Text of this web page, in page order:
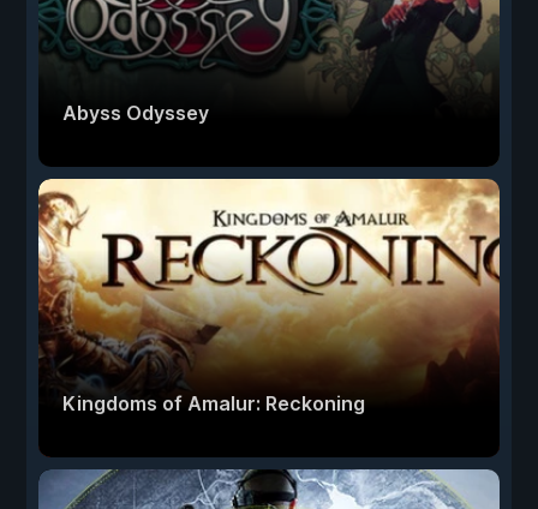
Abyss Odyssey
Kingdoms of Amalur: Reckoning